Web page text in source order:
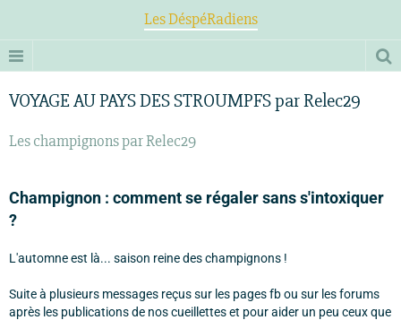
Les DéspéRadiens
VOYAGE AU PAYS DES STROUMPFS par Relec29
Les champignons par Relec29
Champignon : comment se régaler sans s'intoxiquer
?
L'automne est là... saison reine des champignons !
Suite à plusieurs messages reçus sur les pages fb ou sur les forums
après les publications de nos cueillettes et pour aider un peu ceux que